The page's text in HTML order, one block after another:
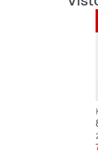
Ajuste que
Resistente y
Material fácil
Cordones